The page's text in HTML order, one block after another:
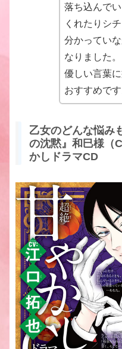
落ち込んで
くれたりシ
分かってい
なりました。
優しい言葉
おすすめです
乙女のどんな悩み
の沈黙』和巳様（
かしドラマCD